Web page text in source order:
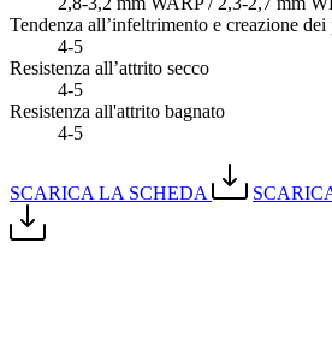
Tendenza all’infeltrimento e creazione
4-5
Resistenza all’attrito secco
4-5
Resistenza all'attrito bagnato
4-5
SCARICA LA SCHEDA